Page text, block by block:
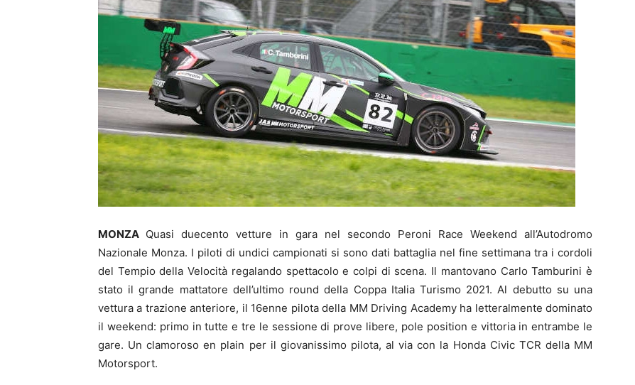
MONZA Quasi duecento vetture in gara nel secondo Peroni Race Weekend all’Autodromo
Nazionale Monza. I piloti di undici campionati si sono dati battaglia nel fine settimana tra i cordoli
del Tempio della Velocità regalando spettacolo e colpi di scena. Il mantovano Carlo Tamburini è
stato il grande mattatore dell’ultimo round della Coppa Italia Turismo 2021. Al debutto su una
vettura a trazione anteriore, il 16enne pilota della MM Driving Academy ha letteralmente dominato
il weekend: primo in tutte e tre le sessione di prove libere, pole position e vittoria in entrambe le
gare. Un clamoroso en plain per il giovanissimo pilota, al via con la Honda Civic TCR della MM
Motorsport.